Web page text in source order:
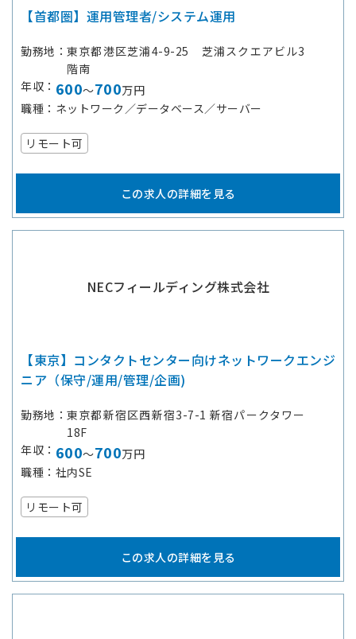
【首都圏】運用管理者/システム運用
勤務地
東京都港区芝浦4-9-25 芝浦スクエアビル3
階南
年収
600～700万円
職種
ネットワーク／データベース／サーバー
リモート可
この求人の詳細を見る
NECフィールディング株式会社
【東京】コンタクトセンター向けネットワークエンジ
ニア（保守/運用/管理/企画)
勤務地
東京都新宿区西新宿3-7-1 新宿パークタワー
18F
年収
600～700万円
職種
社内SE
リモート可
この求人の詳細を見る